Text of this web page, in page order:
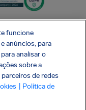
funcione
anúncios, para
analisar o
sobre a
de redes
| Política de